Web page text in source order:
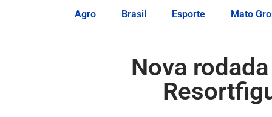
Agro Brasil Esporte Mato
Nova